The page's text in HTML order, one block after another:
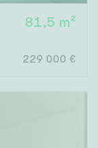
81,5 m²
229 000 €